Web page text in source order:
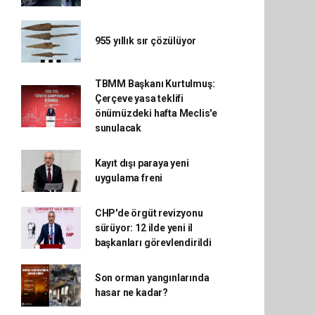
955 yıllık sır çözülüyor
TBMM Başkanı Kurtulmuş:
Çerçeve yasa teklifi
önümüzdeki hafta Meclis'e
sunulacak
Kayıt dışı paraya yeni
uygulama freni
CHP'de örgüt revizyonu
sürüyor: 12 ilde yeni il
başkanları görevlendirildi
Son orman yangınlarında
hasar ne kadar?